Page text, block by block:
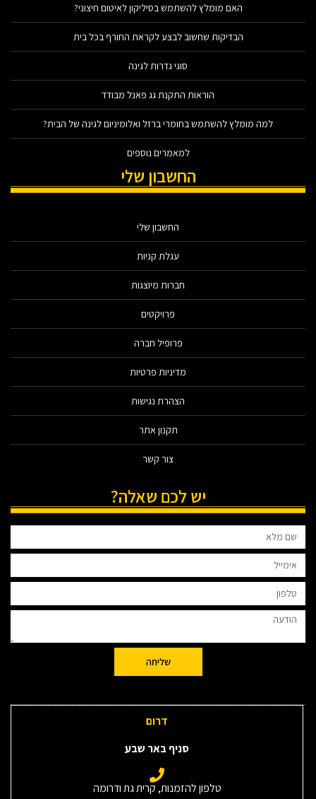
האם מומלץ להשתמש בסיליקון לאיטום חיצוני?
הבדיקות שחשוב לבצע לקראת החורף בכל בית
סוגי גדרות לגינה
הוראות התקנת גג פאנל מבודד
למה מומלץ להשתמש בחומרי ברזל ואלומיניום לגינה של הבית?
למאמרים נוספים
החשבון שלי
החשבון שלי
עגלת קניות
חברות מיוצגות
פרויקטים
פרופיל חברה
מדיניות פרטיות
הצהרת נגישות
תקנון אתר
צור קשר
יש לכם שאלה?
שליחה
דרום
סניף באר שבע
טלפון להזמנות, קרית גת ודרומה